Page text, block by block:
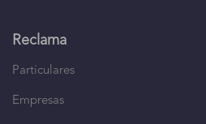
Reclama
Particulares
Empresas